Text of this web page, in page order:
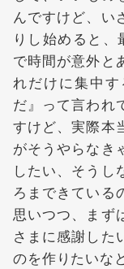
んですけど、い
りし始めると、
で時間が意外と
れだけに集中
だ』って言われ
すけど、実際本
がそうやらなき
したい、そうし
ろまできている
思いつつ、まず
さまに感謝した
のを作りたいな